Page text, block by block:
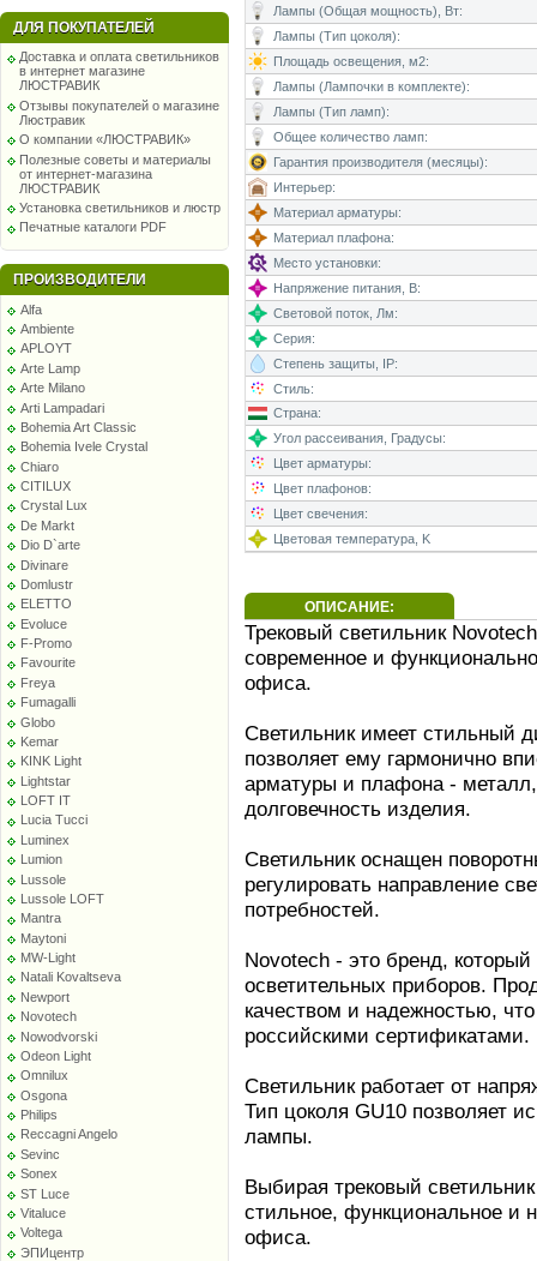
ДЛЯ ПОКУПАТЕЛЕЙ
Доставка и оплата светильников
в интернет магазине
ЛЮСТРАВИК
Отзывы покупателей о магазине
Люстравик
О компании «ЛЮСТРАВИК»
Полезные советы и материалы
от интернет-магазина
ЛЮСТРАВИК
Установка светильников и люстр
Печатные каталоги PDF
ПРОИЗВОДИТЕЛИ
Alfa
Ambiente
APLOYT
Arte Lamp
Arte Milano
Arti Lampadari
Bohemia Art Classic
Bohemia Ivele Crystal
Chiaro
CITILUX
Crystal Lux
De Markt
Dio D`arte
Divinare
Domlustr
ELETTO
Evoluce
F-Promo
Favourite
Freya
Fumagalli
Globo
Kemar
KINK Light
Lightstar
LOFT IT
Lucia Tucci
Luminex
Lumion
Lussole
Lussole LOFT
Mantra
Maytoni
MW-Light
Natali Kovaltseva
Newport
Novotech
Nowodvorski
Odeon Light
Omnilux
Osgona
Philips
Reccagni Angelo
Sevinc
Sonex
ST Luce
Vitaluce
Voltega
ЭПИцентр
Лампы (Общая мощность), Вт:
Лампы (Тип цоколя):
Площадь освещения, м2:
Лампы (Лампочки в комплекте):
Лампы (Тип ламп):
Общее количество ламп:
Гарантия производителя (месяцы):
Интерьер:
Материал арматуры:
Материал плафона:
Место установки:
Напряжение питания, В:
Световой поток, Лм:
Серия:
Степень защиты, IP:
Стиль:
Страна:
Угол рассеивания, Градусы:
Цвет арматуры:
Цвет плафонов:
Цвет свечения:
Цветовая температура, K
ОПИСАНИЕ:
Трековый светильник
современное и
офиса.
Светильник имеет стильный
позволяет ему гармонично
арматуры и плафона - металл,
долговечность изделия.
Светильник оснащен
регулировать направление
потребностей.
Novotech - это бренд,
осветительных приборов.
качеством и надежностью,
российскими сертификатами.
Светильник работает от
Тип цоколя GU10 позволяет
лампы.
Выбирая трековый
стильное, функциональное и
офиса.